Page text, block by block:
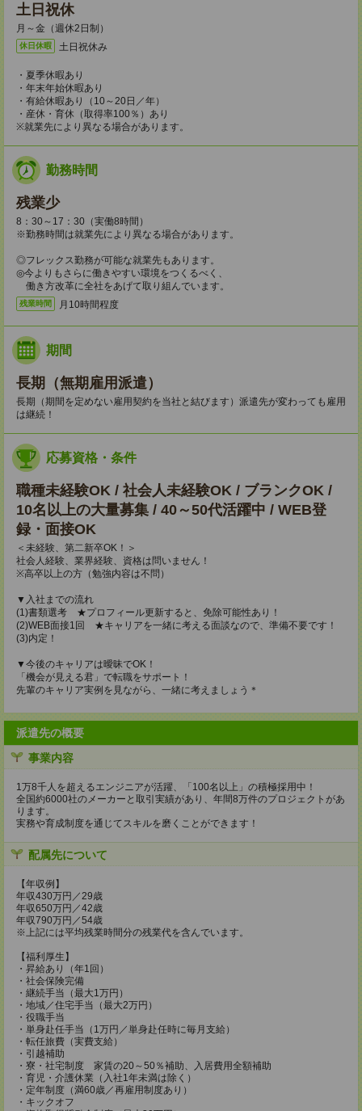
土日祝休
月～金（週休2日制）
休日休暇 土日祝休み
・夏季休暇あり
・年末年始休暇あり
・有給休暇あり（10～20日／年）
・産休・育休（取得率100％）あり
※就業先により異なる場合があります。
勤務時間
残業少
8：30～17：30（実働8時間）
※勤務時間は就業先により異なる場合があります。
◎フレックス勤務が可能な就業先もあります。
◎今よりもさらに働きやすい環境をつくるべく、
働き方改革に全社をあげて取り組んでいます。
残業時間 月10時間程度
期間
長期（無期雇用派遣）
長期（期間を定めない雇用契約を当社と結びます）派遣先が変わっても雇用
は継続！
応募資格・条件
職種未経験OK / 社会人未経験OK / ブランクOK /
10名以上の大量募集 / 40～50代活躍中 / WEB登
録・面接OK
＜未経験、第二新卒OK！＞
社会人経験、業界経験、資格は問いません！
※高卒以上の方（勉強内容は不問）
▼入社までの流れ
(1)書類選考 ★プロフィール更新すると、免除可能性あり！
(2)WEB面接1回 ★キャリアを一緒に考える面談なので、準備不要です！
(3)内定！
▼今後のキャリアは曖昧でOK！
「機会が見える君」で転職をサポート！
先輩のキャリア実例を見ながら、一緒に考えましょう＊
派遣先の概要
事業内容
1万8千人を超えるエンジニアが活躍、「100名以上」の積極採用中！
全国約6000社のメーカーと取引実績があり、年間8万件のプロジェクトがあ
ります。
実務や育成制度を通じてスキルを磨くことができます！
配属先について
【年収例】
年収430万円／29歳
年収650万円／42歳
年収790万円／54歳
※上記には平均残業時間分の残業代を含んでいます。
【福利厚生】
・昇給あり（年1回）
・社会保険完備
・継続手当（最大1万円）
・地域／住宅手当（最大2万円）
・役職手当
・単身赴任手当（1万円／単身赴任時に毎月支給）
・転任旅費（実費支給）
・引越補助
・寮・社宅制度 家賃の20～50％補助、入居費用全額補助
・育児・介護休業（入社1年未満は除く）
・定年制度（満60歳／再雇用制度あり）
・キックオフ